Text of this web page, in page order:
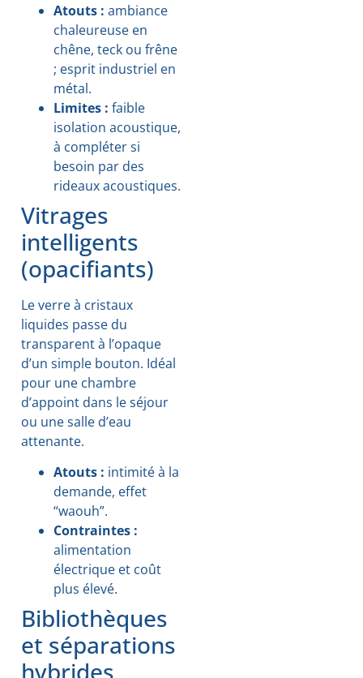
Atouts : ambiance
chaleureuse en
chêne, teck ou frêne
; esprit industriel en
métal.
Limites : faible
isolation acoustique,
à compléter si
besoin par des
rideaux acoustiques.
Vitrages
intelligents
(opacifiants)
Le verre à cristaux
liquides passe du
transparent à l’opaque
d’un simple bouton. Idéal
pour une chambre
d’appoint dans le séjour
ou une salle d’eau
attenante.
Atouts : intimité à la
demande, effet
“waouh”.
Contraintes :
alimentation
électrique et coût
plus élevé.
Bibliothèques
et séparations
hybrides